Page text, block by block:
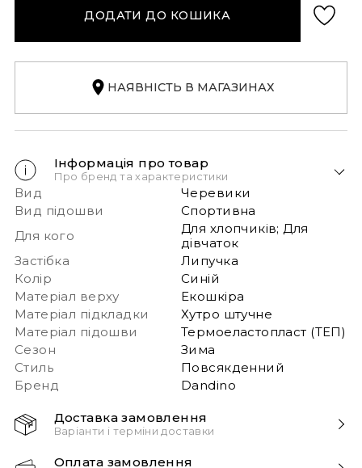
ДОДАТИ ДО КОШИКА
НАЯВНІСТЬ В МАГАЗИНАХ
Інформація про товар
Про бренд та характеристики
Вид
Черевики
Вид підошви
Спортивна
Для кого
Для хлопчиків; Для
дівчаток
Застібка
Липучка
Колір
Синій
Матеріал верху
Екошкіра
Матеріал підкладки
Хутро штучне
Матеріал підошви
Термоеластопласт (ТЕП)
Сезон
Зима
Стиль
Повсякденний
Бренд
Dandino
Доставка замовлення
Варіанти і терміни доставки
моменту замовлення!
Оплата замовлення